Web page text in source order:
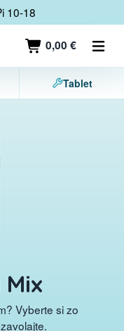
10-18
0,00 €
Tablet
Vyberte si zo